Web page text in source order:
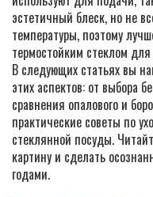
эстетичный блеск, но не
температуры, поэтому
термостойким стеклом для
В следующих статьях вы
этих аспектов: от выбора
сравнения опалового и
практические советы по
стеклянной посуды.
картину и сделать
годами.